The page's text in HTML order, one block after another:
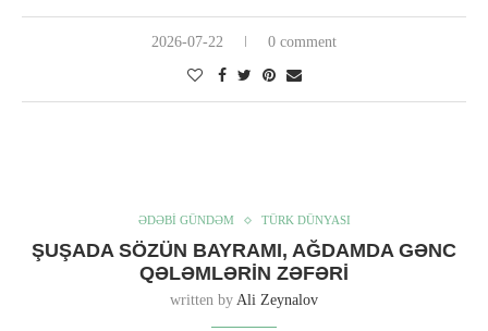
2026-07-22 0 comment
ƏDƏBİ GÜNDƏM TÜRK DÜNYASI
ŞUŞADA SÖZÜN BAYRAMI, AĞDAMDA GƏNC
QƏLƏMLƏRIN ZƏFƏRI
written by Ali Zeynalov